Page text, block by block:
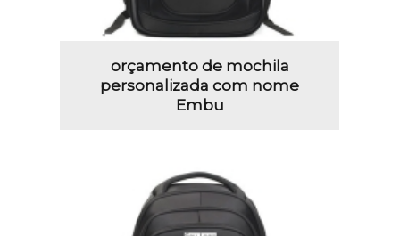
orçamento de mochila
personalizada com nome
Embu